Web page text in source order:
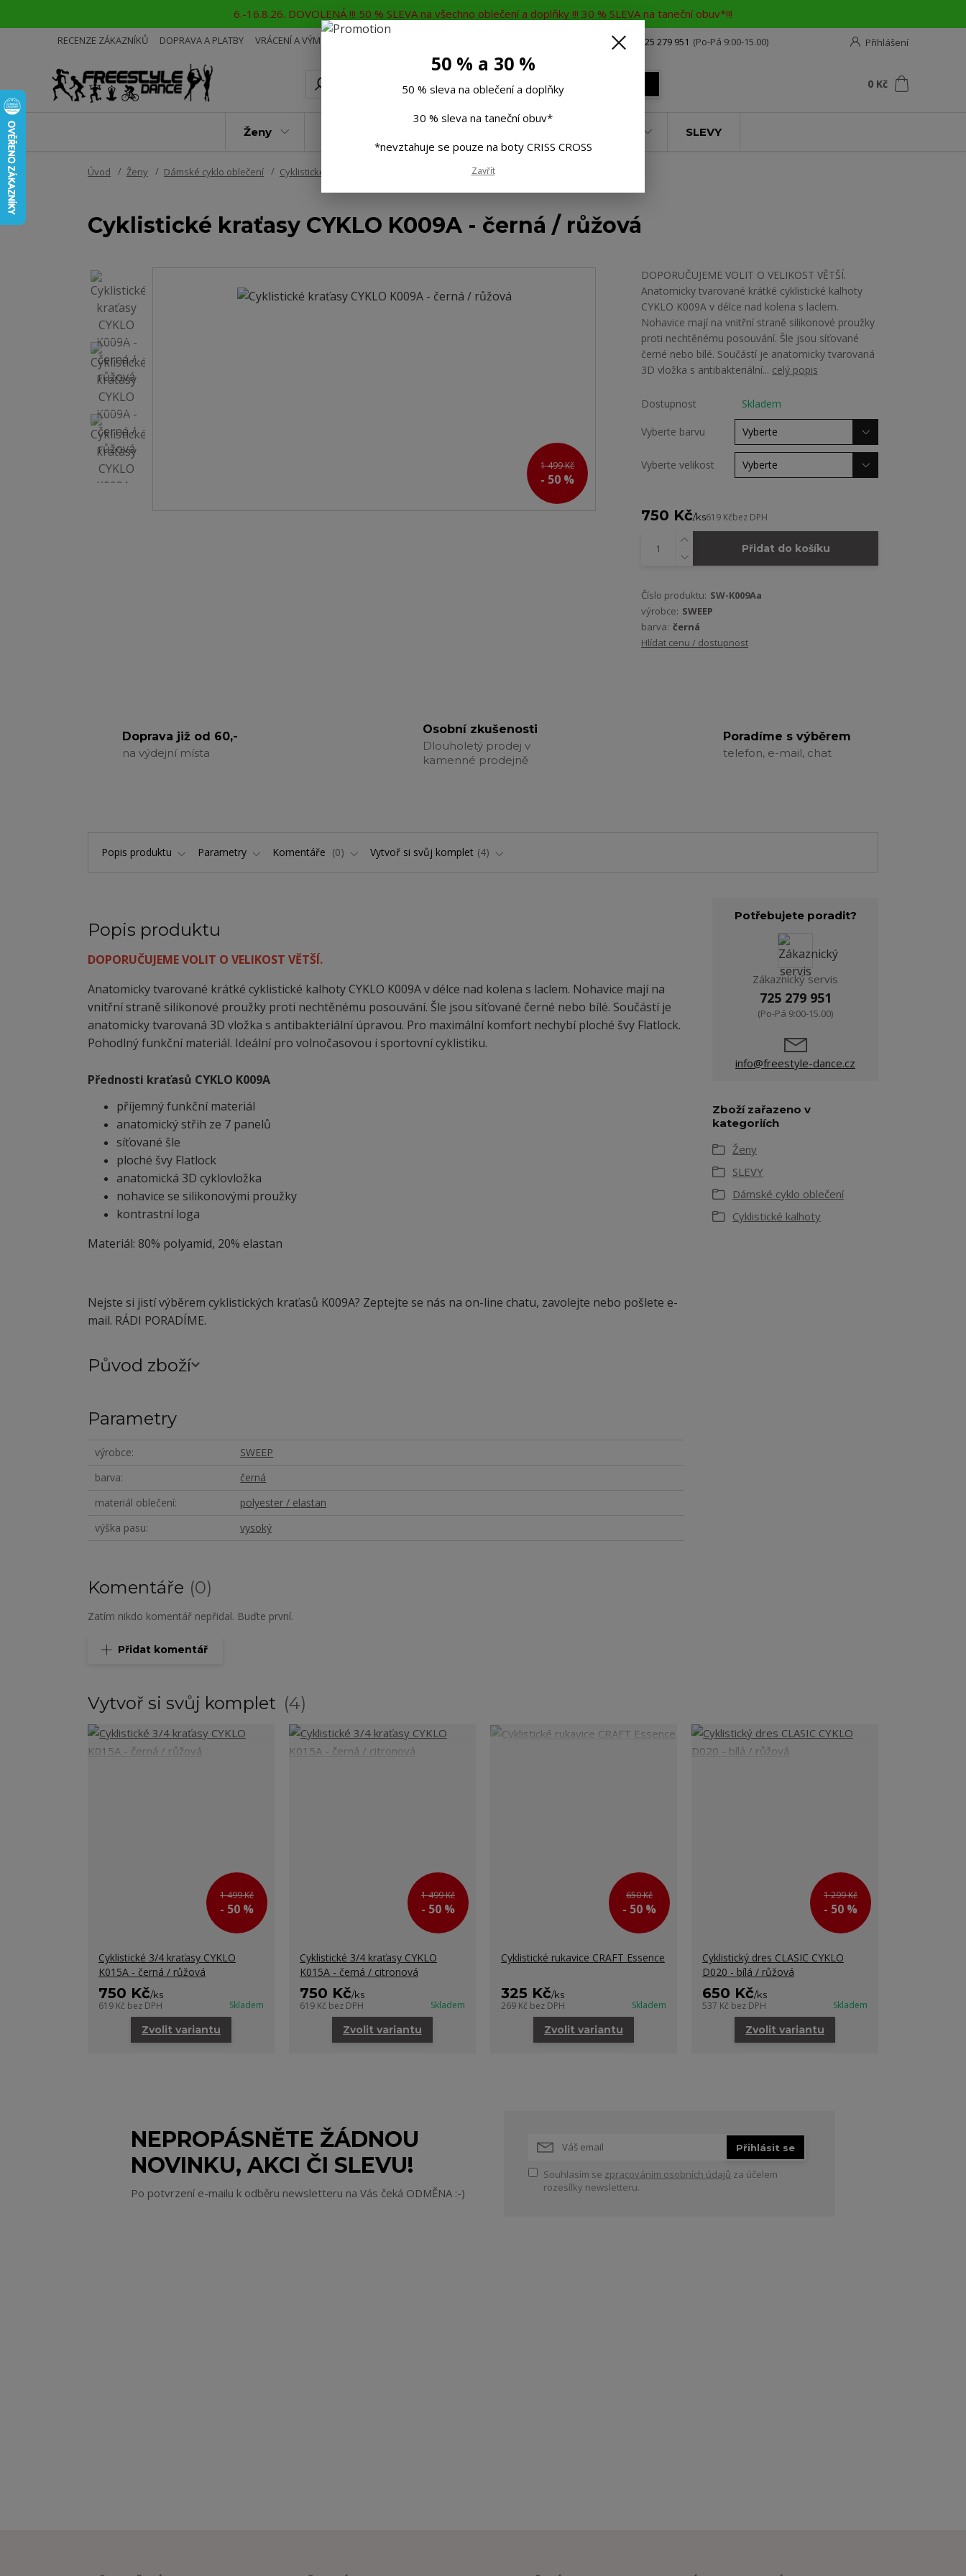
6.-16.8.26. DOVOLENÁ !!! 50 % SLEVA na všechno oblečení a doplňky !!! 30 % SLEVA na taneční obuv*!!!
RECENZE ZÁKAZNÍKŮ DOPRAVA A PLATBY VRÁCENÍ A VÝMĚNA Přihlášení
Rádi Vám poradíme 725 279 951 (Po-Pá 9:00-15.00)
0 Kč
Ženy SLEVY
Úvod Ženy Dámské cyklo oblečení Cyklistické kalhoty Cyklistické kraťasy CYKLO K009A - černá / růžová
Cyklistické kraťasy CYKLO K009A - černá / růžová
1 499 Kč
- 50 %
DOPORUČUJEME VOLIT O VELIKOST VĚTŠÍ.
Anatomicky tvarované krátké cyklistické kalhoty
CYKLO K009A v délce nad kolena s laclem.
Nohavice mají na vnitřní straně silikonové proužky
proti nechtěnému posouvání. Šle jsou síťované
černé nebo bílé. Součástí je anatomicky tvarovaná
3D vložka s antibakteriální... celý popis
Dostupnost Skladem
Vyberte barvu
Vyberte velikost
750 Kč/ks619 Kčbez DPH
Přidat do košíku
Číslo produktu: SW-K009Aa
výrobce: SWEEP
barva: černá
Hlídat cenu / dostupnost
Doprava již od 60,-
na výdejní místa
Osobní zkušenosti
Dlouholetý prodej v
kamenné prodejně
Poradíme s výběrem
telefon, e-mail, chat
Popis produktu Parametry Komentáře 0 Vytvoř si svůj komplet 4
Popis produktu
DOPORUČUJEME VOLIT O VELIKOST VĚTŠÍ.
Anatomicky tvarované krátké cyklistické kalhoty CYKLO K009A v délce nad kolena s laclem. Nohavice mají na
vnitřní straně silikonové proužky proti nechtěnému posouvání. Šle jsou síťované černé nebo bílé. Součástí je
anatomicky tvarovaná 3D vložka s antibakteriální úpravou. Pro maximální komfort nechybí ploché švy Flatlock.
Pohodlný funkční materiál. Ideální pro volnočasovou i sportovní cyklistiku.
Přednosti kraťasů CYKLO K009A
příjemný funkční materiál
anatomický střih ze 7 panelů
síťované šle
ploché švy Flatlock
anatomická 3D cyklovložka
nohavice se silikonovými proužky
kontrastní loga
Materiál: 80% polyamid, 20% elastan
Nejste si jistí výběrem cyklistických kraťasů K009A? Zeptejte se nás na on-line chatu, zavolejte nebo pošlete e-
mail. RÁDI PORADÍME.
Původ zboží
Parametry
výrobce
SWEEP
barva
černá
materiál oblečení
polyester / elastan
výška pasu
vysoký
Komentáře 0
Zatím nikdo komentář nepřidal. Buďte první.
Přidat komentář
Potřebujete poradit?
Zákaznický servis
725 279 951
(Po-Pá 9:00-15.00)
info@freestyle-dance.cz
Zboží zařazeno v
kategoriích
Ženy
SLEVY
Dámské cyklo oblečení
Cyklistické kalhoty
Vytvoř si svůj komplet 4
1 499 Kč
- 50 %
Cyklistické 3/4 kraťasy CYKLO
K015A - černá / růžová
750 Kč/ks
619 Kč bez DPH Skladem
Zvolit variantu
1 499 Kč
- 50 %
Cyklistické 3/4 kraťasy CYKLO
K015A - černá / citronová
750 Kč/ks
619 Kč bez DPH Skladem
Zvolit variantu
650 Kč
- 50 %
Cyklistické rukavice CRAFT Essence
325 Kč/ks
269 Kč bez DPH Skladem
Zvolit variantu
1 299 Kč
- 50 %
Cyklistický dres CLASIC CYKLO
D020 - bílá / růžová
650 Kč/ks
537 Kč bez DPH Skladem
Zvolit variantu
NEPROPÁSNĚTE ŽÁDNOU
NOVINKU, AKCI ČI SLEVU!
Po potvrzení e-mailu k odběru newsletteru na Vás čeká ODMĚNA :-)
Přihlásit se
Souhlasím se zpracováním osobních údajů za účelem
rozesílky newsletteru.
50 % a 30 %
50 % sleva na oblečení a doplňky
30 % sleva na taneční obuv*
*nevztahuje se pouze na boty CRISS CROSS
Zavřít